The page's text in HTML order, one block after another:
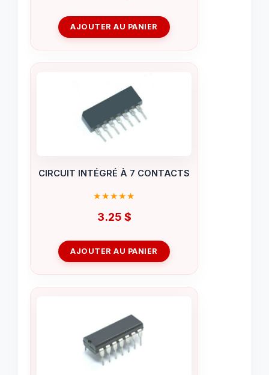
AJOUTER AU PANIER
CIRCUIT INTÉGRÉ À 7 CONTACTS
3.25 $
AJOUTER AU PANIER